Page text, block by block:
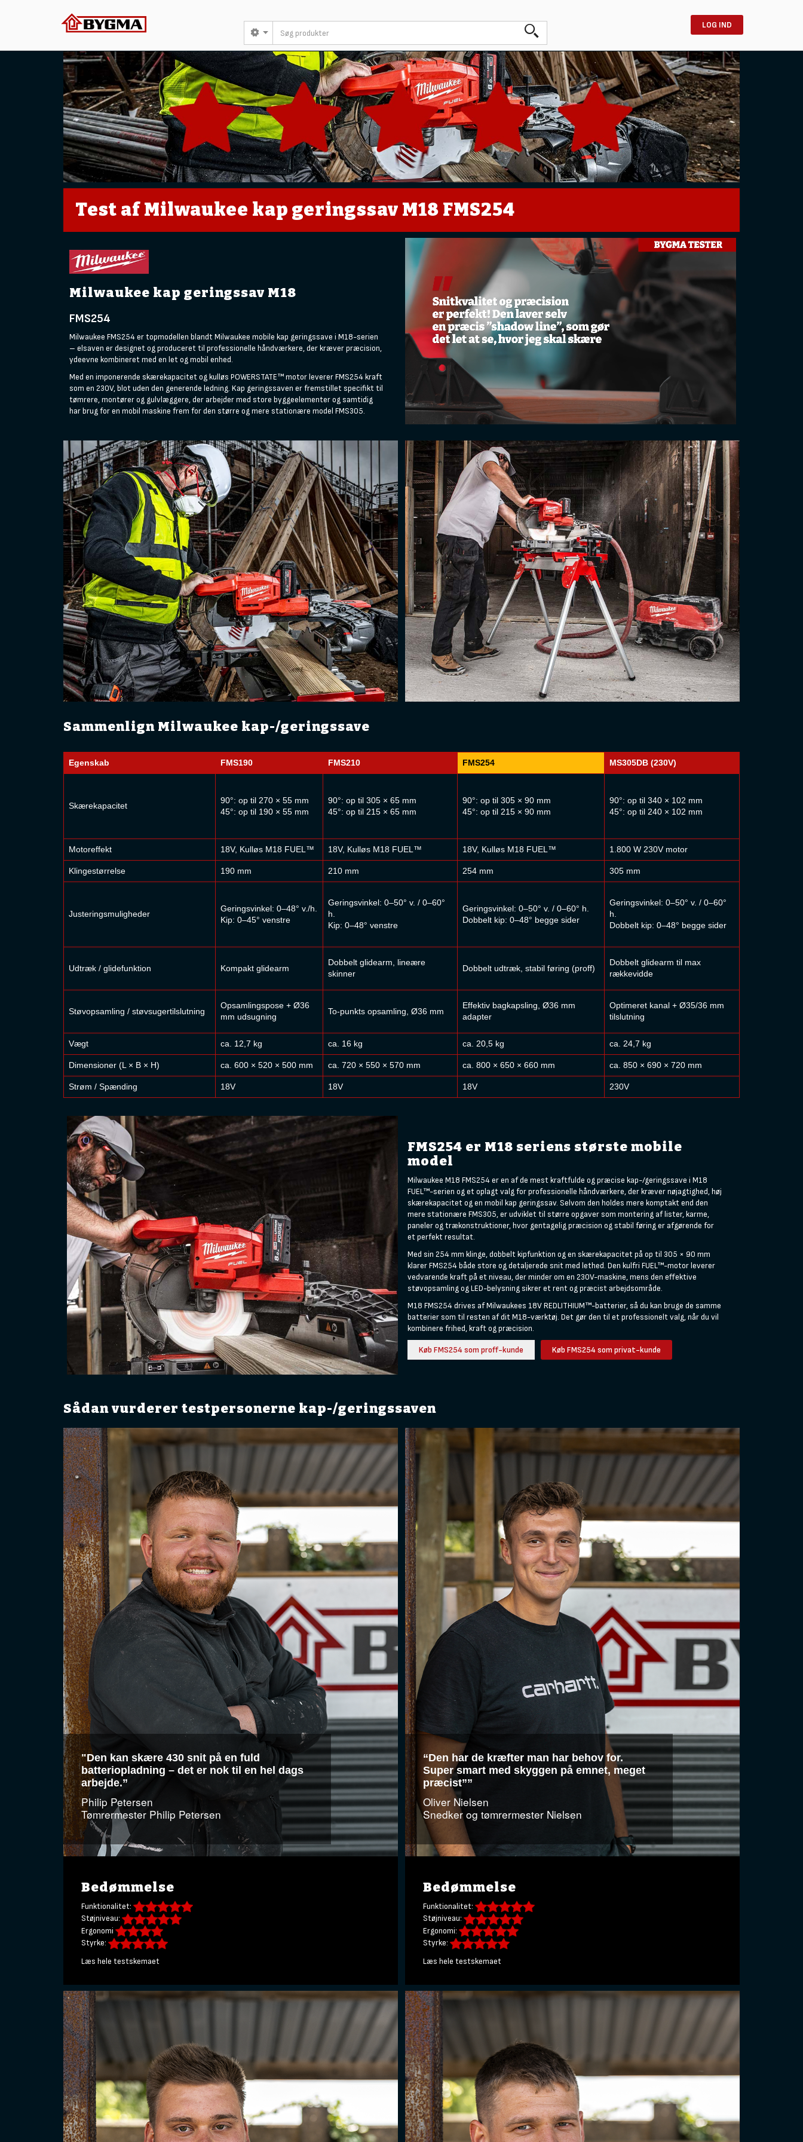
LOG IND
Test af Milwaukee kap geringssav M18 FMS254
Milwaukee kap geringssav M18
FMS254
Milwaukee FMS254 er topmodellen blandt Milwaukee mobile kap geringssave i M18-serien
– elsaven er designet og produceret til professionelle håndværkere, der kræver præcision,
ydeevne kombineret med en let og mobil enhed.
Med en imponerende skærekapacitet og kulløs POWERSTATE™ motor leverer FMS254 kraft
som en 230V, blot uden den generende ledning. Kap geringssaven er fremstillet specifikt til
tømrere, montører og gulvlæggere, der arbejder med store byggeelementer og samtidig
har brug for en mobil maskine frem for den større og mere stationære model FMS305.
Sammenlign Milwaukee kap-/geringssave
Egenskab FMS190 FMS210 FMS254 MS305DB (230V)
Skærekapacitet
90°: op til 270 × 55 mm
45°: op til 190 × 55 mm
90°: op til 305 × 65 mm
45°: op til 215 × 65 mm
90°: op til 305 × 90 mm
45°: op til 215 × 90 mm
90°: op til 340 × 102 mm
45°: op til 240 × 102 mm
Motoreffekt 18V, Kulløs M18 FUEL™ 18V, Kulløs M18 FUEL™ 18V, Kulløs M18 FUEL™ 1.800 W 230V motor
Klingestørrelse 190 mm 210 mm 254 mm 305 mm
Justeringsmuligheder
Geringsvinkel: 0–48° v./h.
Kip: 0–45° venstre
Geringsvinkel: 0–50° v. / 0–60°
h.
Kip: 0–48° venstre
Geringsvinkel: 0–50° v. / 0–60° h.
Dobbelt kip: 0–48° begge sider
Geringsvinkel: 0–50° v. / 0–60°
h.
Dobbelt kip: 0–48° begge sider
Udtræk / glidefunktion Kompakt glidearm
Dobbelt glidearm, lineære
skinner
Dobbelt udtræk, stabil føring (proff)
Dobbelt glidearm til max
rækkevidde
Støvopsamling / støvsugertilslutning
Opsamlingspose + Ø36
mm udsugning
To-punkts opsamling, Ø36 mm
Effektiv bagkapsling, Ø36 mm
adapter
Optimeret kanal + Ø35/36 mm
tilslutning
Vægt ca. 12,7 kg ca. 16 kg ca. 20,5 kg ca. 24,7 kg
Dimensioner (L × B × H) ca. 600 × 520 × 500 mm ca. 720 × 550 × 570 mm ca. 800 × 650 × 660 mm ca. 850 × 690 × 720 mm
Strøm / Spænding 18V 18V 18V 230V
FMS254 er M18 seriens største mobile
model
Milwaukee M18 FMS254 er en af de mest kraftfulde og præcise kap-/geringssave i M18
FUEL™-serien og et oplagt valg for professionelle håndværkere, der kræver nøjagtighed, høj
skærekapacitet og en mobil kap geringssav. Selvom den holdes mere komptakt end den
mere stationære FMS305, er udviklet til større opgaver som montering af lister, karme,
paneler og trækonstruktioner, hvor gentagelig præcision og stabil føring er afgørende for
et perfekt resultat.
Med sin 254 mm klinge, dobbelt kipfunktion og en skærekapacitet på op til 305 × 90 mm
klarer FMS254 både store og detaljerede snit med lethed. Den kulfri FUEL™-motor leverer
vedvarende kraft på et niveau, der minder om en 230V-maskine, mens den effektive
støvopsamling og LED-belysning sikrer et rent og præcist arbejdsområde.
M18 FMS254 drives af Milwaukees 18V REDLITHIUM™-batterier, så du kan bruge de samme
batterier som til resten af dit M18-værktøj. Det gør den til et professionelt valg, når du vil
kombinere frihed, kraft og præcision.
Køb FMS254 som proff-kunde Køb FMS254 som privat-kunde
Sådan vurderer testpersonerne kap-/geringssaven
"Den kan skære 430 snit på en fuld
batteriopladning – det er nok til en hel dags
arbejde.”
Philip Petersen
Tømrermester Philip Petersen
Bedømmelse
Funktionalitet:
Støjniveau:
Ergonomi
Styrke:
Læs hele testskemaet
“Den har de kræfter man har behov for.
Super smart med skyggen på emnet, meget
præcist””
Oliver Nielsen
Snedker og tømrermester Nielsen
Bedømmelse
Funktionalitet:
Støjniveau:
Ergonomi:
Styrke:
Læs hele testskemaet